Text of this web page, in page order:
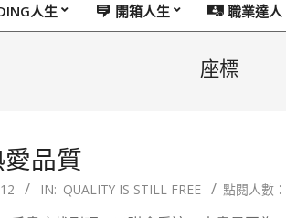
人生 開箱人生 職業達人
座標
品質
IN: QUALITY IS STILL FREE 點閱人數